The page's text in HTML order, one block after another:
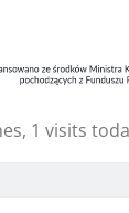
1 visits